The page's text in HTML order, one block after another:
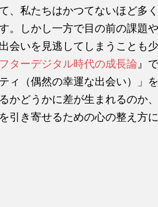
、私たちはかつてないほど多
。しかし一方で目の前の課題
会いを見逃してしまうことも少
ターデジタル時代の成長論 』
ィ（偶然の幸運な出会い）」
かどうかに差が生まれるのか
引き寄せるための心の整え方